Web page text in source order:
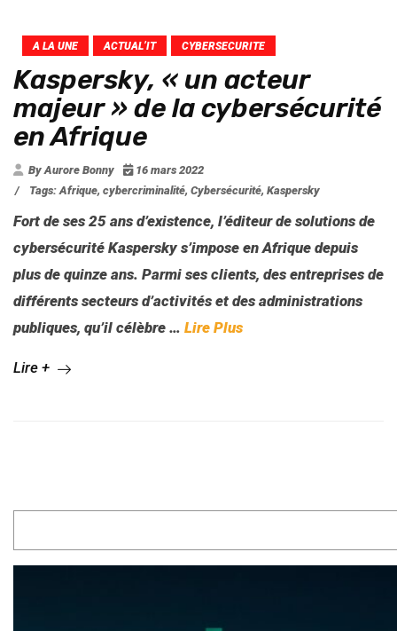
A LA UNE ACTUAL’IT CYBERSECURITE
Kaspersky, « un acteur
majeur » de la cybersécurité
en Afrique
By Aurore Bonny
16 mars 2022
/
Tags: Afrique, cybercriminalité, Cybersécurité, Kaspersky
Fort de ses 25 ans d’existence, l’éditeur de solutions de
cybersécurité Kaspersky s’impose en Afrique depuis
plus de quinze ans. Parmi ses clients, des entreprises de
différents secteurs d’activités et des administrations
publiques, qu’il célèbre … Lire Plus
Lire +